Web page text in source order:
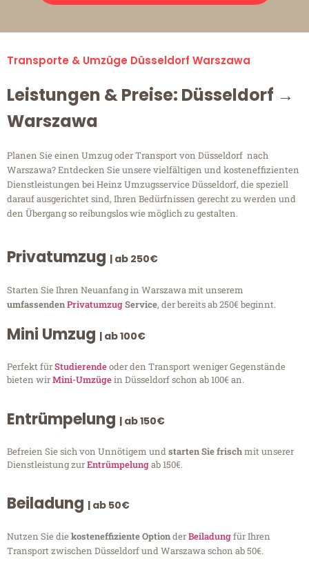
Transporte & Umzüge Düsseldorf Warszawa
Leistungen & Preise: Düsseldorf →
Warszawa
Planen Sie einen Umzug oder Transport von Düsseldorf nach
Warszawa? Entdecken Sie unsere vielfältigen und kosteneffizienten
Dienstleistungen bei Heinz Umzugsservice Düsseldorf, die speziell
darauf ausgerichtet sind, Ihren Bedürfnissen gerecht zu werden und
den Übergang so reibungslos wie möglich zu gestalten.
Privatumzug | ab 250€
Starten Sie Ihren Neuanfang in Warszawa mit unserem
umfassendenPrivatumzugService, der bereits ab 250€ beginnt.
Mini Umzug | ab 100€
Perfekt fürStudierendeoder den Transport weniger Gegenstände
bieten wirMini-Umzügein Düsseldorf schon ab 100€ an.
Entrümpelung | ab 150€
Befreien Sie sich von Unnötigem undstarten Sie frischmit unserer
Dienstleistung zurEntrümpelungab 150€.
Beiladung | ab 50€
Nutzen Sie diekosteneffiziente OptionderBeiladungfür Ihren
Transport zwischen Düsseldorf und Warszawa schon ab 50€.